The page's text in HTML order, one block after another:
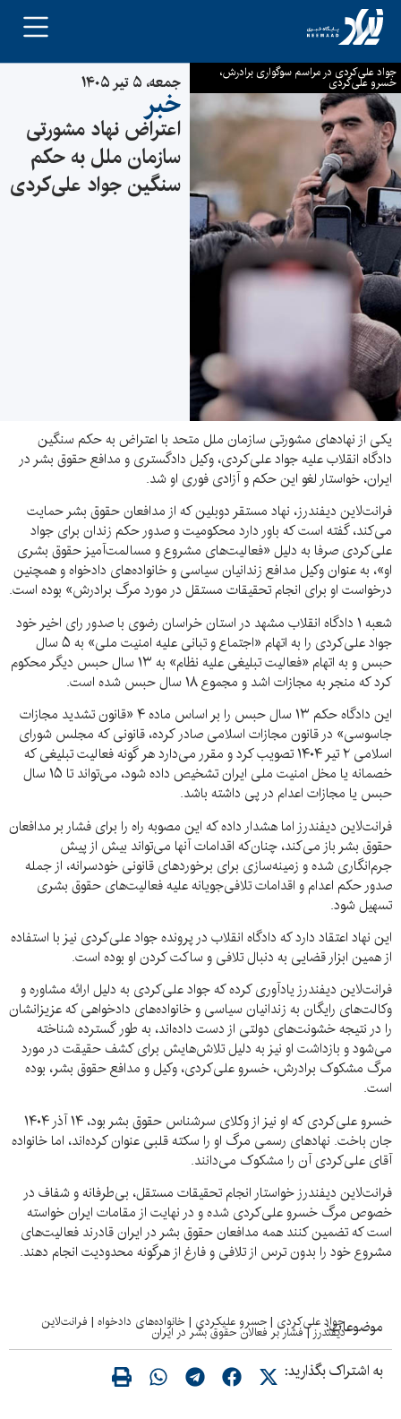
جمعه، ۵ تیر ۱۴۰۵
خبر
اعتراض نهاد مشورتی
سازمان ملل به حکم
سنگین جواد علی‌کردی
جواد علی‌کردی در مراسم سوگواری برادرش،
خسرو علی‌کردی
یکی از نهادهای مشورتی سازمان ملل متحد با اعتراض به حکم سنگین
دادگاه انقلاب علیه جواد علی‌کردی، وکیل دادگستری و مدافع حقوق بشر در
ایران، خواستار لغو این حکم و آزادی فوری او شد.
فرانت‌لاین دیفندرز، نهاد مستقر دوبلین که از مدافعان حقوق بشر حمایت
می‌کند، گفته است که باور دارد محکومیت و صدور حکم زندان برای جواد
علی‌کردی صرفا به دلیل «فعالیت‌های مشروع و مسالمت‌آمیز حقوق بشری
او»، به عنوان وکیل مدافع زندانیان سیاسی و خانواده‌های دادخواه و همچنین
درخواست او برای انجام تحقیقات مستقل در مورد مرگ برادرش» بوده است.
شعبه ۱ دادگاه انقلاب مشهد در استان خراسان رضوی با صدور رای اخیر خود
جواد علی‌کردی را به اتهام «اجتماع و تبانی علیه امنیت ملی» به ۵ سال
حبس و به اتهام «فعالیت تبلیغی علیه نظام» به ۱۳ سال حبس دیگر محکوم
کرد که منجر به مجازات اشد و مجموع ۱۸ سال حبس شده است.
این دادگاه حکم ۱۳ سال حبس را بر اساس ماده ۴ «قانون تشدید مجازات
جاسوسی» در قانون مجازات اسلامی صادر کرده، قانونی که مجلس شورای
اسلامی ۲ تیر ۱۴۰۴ تصویب کرد و مقرر می‌دارد هر گونه فعالیت تبلیغی که
خصمانه یا مخل امنیت ملی ایران تشخیص داده شود، می‌تواند تا ۱۵ سال
حبس یا مجازات اعدام در پی داشته باشد.
فرانت‌لاین دیفندرز اما هشدار داده که این مصوبه راه را برای فشار بر مدافعان
حقوق بشر باز می‌کند، چنان‌که اقدامات آنها می‌تواند بیش از پیش
جرم‌انگاری شده و زمینه‌سازی برای برخوردهای قانونی خودسرانه، از جمله
صدور حکم اعدام و اقدامات تلافی‌جویانه علیه فعالیت‌های حقوق بشری
تسهیل شود.
این نهاد اعتقاد دارد که دادگاه انقلاب در پرونده جواد علی‌کردی نیز با استفاده
از همین ابزار قضایی به دنبال تلافی‌ و ساکت کردن او بوده است.
فرانت‌لاین دیفندرز یادآوری کرده که جواد علی‌کردی به دلیل ارائه مشاوره‌ و
وکالت‌های رایگان به زندانیان سیاسی و خانواده‌های دادخواهی که عزیزانشان
را در نتیجه خشونت‌های دولتی از دست داده‌اند، به طور گسترده شناخته
می‌شود و بازداشت او نیز به دلیل تلاش‌هایش برای کشف حقیقت در مورد
مرگ مشکوک برادرش، خسرو علی‌کردی، وکیل و مدافع حقوق بشر، بوده
است.
خسرو علی‌کردی که او نیز از وکلای سرشناس حقوق بشر بود، ۱۴ آذر ۱۴۰۴
جان باخت. نهادهای رسمی مرگ او را سکته قلبی عنوان کرده‌اند، اما خانواده
آقای علی‌کردی آن را مشکوک می‌دانند.
فرانت‌لاین دیفندرز خواستار انجام تحقیقات مستقل، بی‌طرفانه و شفاف در
خصوص مرگ خسرو علی‌کردی شده و در نهایت از مقامات ایران خواسته
است که تضمین کنند همه مدافعان حقوق بشر در ایران قادرند فعالیت‌های
مشروع خود را بدون ترس از تلافی و فارغ از هرگونه محدودیت انجام دهند.
موضوعات:جواد علی‌کردی |حسرو علیکردی | خانواده‌های دادخواه| فرانت‌لاین
دیفندرز|فشار بر فعالان حقوق بشر در ایران
به اشتراک بگذارید: